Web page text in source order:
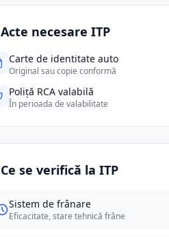
Acte necesare ITP
Carte de identitate auto
Original sau copie conformă
Poliță RCA valabilă
În perioada de valabilitate
Ce se verifică la ITP
Sistem de frânare
Eficacitate, stare tehnică frâne